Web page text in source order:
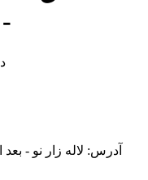
آدرس: لاله زار نو -